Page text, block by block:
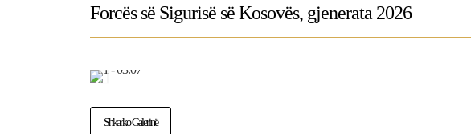
Forcës së Sigurisë së Kosovës, gjenerata 2026
Shkarko Galerinë